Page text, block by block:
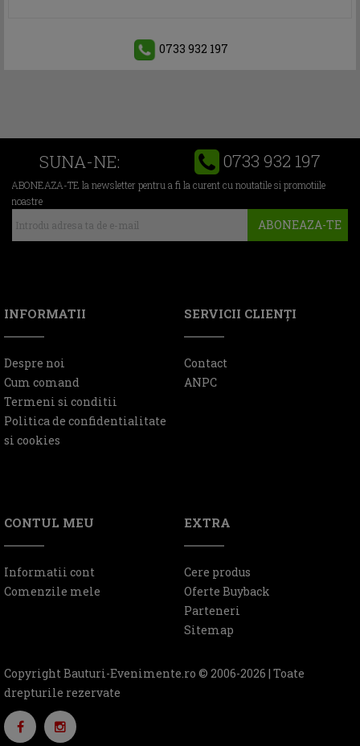
0733 932 197
SUNA-NE: 0733 932 197
ABONEAZA-TE la newsletter pentru a fi la curent cu noutatile si promotiile
noastre
ABONEAZA-TE
INFORMATII
Despre noi
Cum comand
Termeni si conditii
Politica de confidentialitate
si cookies
SERVICII CLIENŢI
Contact
ANPC
CONTUL MEU
Informatii cont
Comenzile mele
EXTRA
Cere produs
Oferte Buyback
Parteneri
Sitemap
Copyright Bauturi-Evenimente.ro © 2006-2026 | Toate
drepturile rezervate